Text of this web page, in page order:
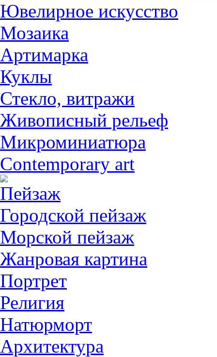
Ювелирное искусство
Мозаика
Артимарка
Куклы
Стекло, витражи
Живописный рельеф
Микроминиатюра
Contemporary art
Пейзаж
Городской пейзаж
Морской пейзаж
Жанровая картина
Портрет
Религия
Натюрморт
Архитектура